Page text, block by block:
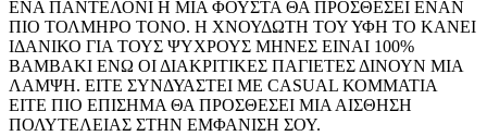
ΕΝΑ ΠΑΝΤΕΛΟΝΙ Η ΜΙΑ ΦΟΥΣΤΑ ΘΑ ΠΡΟΣΘΕΣΕΙ ΕΝΑΝ
ΠΙΟ ΤΟΛΜΗΡΟ ΤΟΝΟ. Η ΧΝΟΥΔΩΤΗ ΤΟΥ ΥΦΗ ΤΟ ΚΑΝΕΙ
ΙΔΑΝΙΚΟ ΓΙΑ ΤΟΥΣ ΨΥΧΡΟΥΣ ΜΗΝΕΣ ΕΙΝΑΙ 100%
ΒΑΜΒΑΚΙ ΕΝΩ ΟΙ ΔΙΑΚΡΙΤΙΚΕΣ ΠΑΓΙΕΤΕΣ ΔΙΝΟΥΝ ΜΙΑ
ΛΑΜΨΗ. ΕΙΤΕ ΣΥΝΔΥΑΣΤΕΙ ΜΕ CASUAL ΚΟΜΜΑΤΙΑ
ΕΙΤΕ ΠΙΟ ΕΠΙΣΗΜΑ ΘΑ ΠΡΟΣΘΕΣΕΙ ΜΙΑ ΑΙΣΘΗΣΗ
ΠΟΛΥΤΕΛΕΙΑΣ ΣΤΗΝ ΕΜΦΑΝΙΣΗ ΣΟΥ.